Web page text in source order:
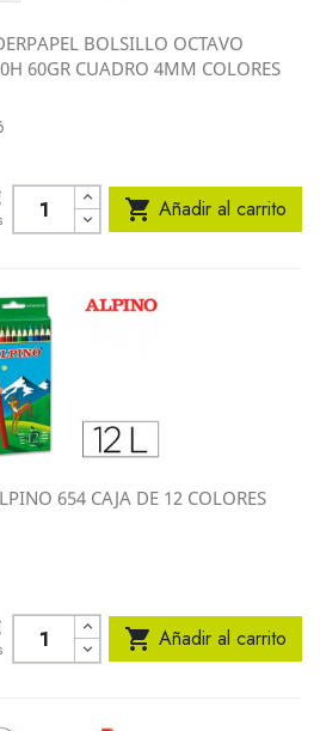
BOLSILLO OCTAVO
60GR CUADRO 4MM COLORES
 Añadir al carrito
654 CAJA DE 12 COLORES
 Añadir al carrito